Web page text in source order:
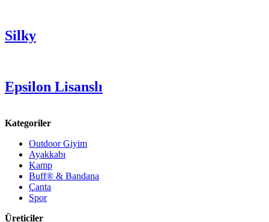
Silky
Epsilon Lisanslı
Kategoriler
Outdoor Giyim
Ayakkabı
Kamp
Buff® & Bandana
Çanta
Spor
Üreticiler